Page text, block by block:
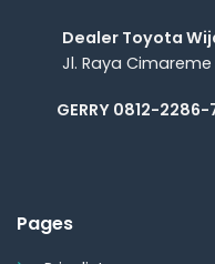
Dealer Toyota
Jl. Raya
GERRY 0812-2286-
Pages